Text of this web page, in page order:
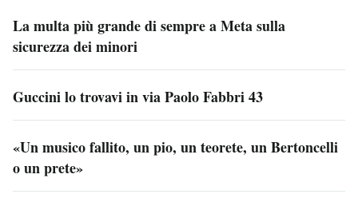
La multa più grande di sempre a Meta sulla
sicurezza dei minori
Guccini lo trovavi in via Paolo Fabbri 43
«Un musico fallito, un pio, un teorete, un Bertoncelli
o un prete»